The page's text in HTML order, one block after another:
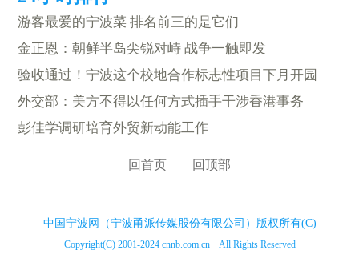
游客最爱的宁波菜 排名前三的是它们
金正恩：朝鲜半岛尖锐对峙 战争一触即发
验收通过！宁波这个校地合作标志性项目下月开园
外交部：美方不得以任何方式插手干涉香港事务
彭佳学调研培育外贸新动能工作
回首页 回顶部
中国宁波网（宁波甬派传媒股份有限公司）版权所有(C)
Copyright(C) 2001-2024 cnnb.com.cn All Rights Reserved